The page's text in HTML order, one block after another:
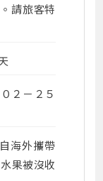
請旅客特
２－２５
海外攜帶
果被沒收